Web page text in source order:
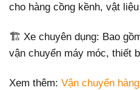
cho hàng cồng kềnh, vật
🏗 Xe chuyên dụng: Bao
vận chuyển máy móc, thiết
Xem thêm: Vận chuyển